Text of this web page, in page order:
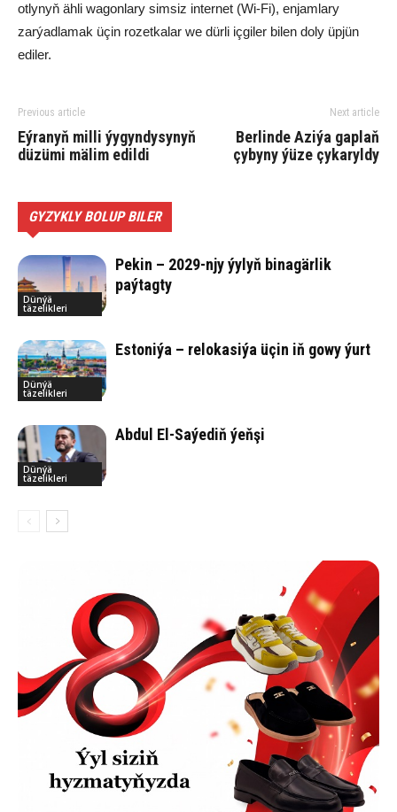
otlynyň ähli wagonlary simsiz internet (Wi-Fi), enjamlary
zarýadlamak üçin rozetkalar we dürli içgiler bilen doly üpjün
ediler.
Previous article
Eýranyň milli ýygyndysynyň
düzümi mälim edildi
Next article
Berlinde Aziýa gaplaň
çybyny ýüze çykaryldy
GYZYKLY BOLUP BILER
Dünýä
täzelikleri
Pekin – 2029-njy ýylyň binagärlik
paýtagty
Dünýä
täzelikleri
Estoniýa – relokasiýa üçin iň gowy ýurt
Dünýä
täzelikleri
Abdul El-Saýediň ýeňşi